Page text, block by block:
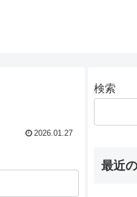
2026.01.27
検索
最近